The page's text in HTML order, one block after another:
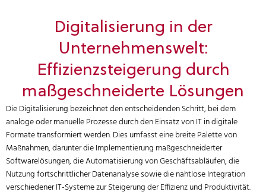
Digitalisierung in der
Unternehmenswelt:
Effizienzsteigerung durch
maßgeschneiderte Lösungen
Die Digitalisierung bezeichnet den entscheidenden Schritt, bei dem
analoge oder manuelle Prozesse durch den Einsatz von IT in digitale
Formate transformiert werden. Dies umfasst eine breite Palette von
Maßnahmen, darunter die Implementierung maßgeschneiderter
Softwarelösungen, die Automatisierung von Geschäftsabläufen, die
Nutzung fortschrittlicher Datenanalyse sowie die nahtlose Integration
verschiedener IT-Systeme zur Steigerung der Effizienz und Produktivität.